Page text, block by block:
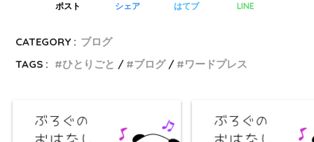
ポスト シェア はてブ LINE
CATEGORY : ブログ
TAGS :
ひとりごと ブログ ワードプレス